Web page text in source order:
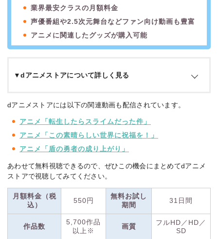
業界最安クラスの月額料金
声優番組や2.5次元舞台などファン向け動画も豊富
アニメに関連したグッズが購入可能
▼dアニメストアについて詳しく見る
dアニメストアは、ドコモが運営するアニメ専用動画配信サー
アニメに特化したラインナップが特徴で、放送中の
アニメもいち早く視聴できます。声優によるラジオやライブ映
像、2.5次元舞台などアニメに関連したジャンルにも力を入れ
また、dアニメストアでは、動画配信に加えてアニメグッズの
販売を行っています。フィギュアやTシャツなど、視聴したア
ニメのグッズをすぐに購入できるのも、ファンにはうれしいポ
イント。
月額料金は税込550円！（※1）
アニメがメインではあるもの
の、配信サービスの中でも最安の価格帯です。
ドコモ払いが使
dアニメストアには以下の関連動画も配信されています。
アニメ「転生したらスライムだった件」
アニメ「この素晴らしい世界に祝福を！」
アニメ「盾の勇者の成り上がり」
あわせて無料視聴できるので、ぜひこの機会にまとめてdアニメ
ストアで視聴してみてください。
月額料金（税
込）
550円
無料お試し
期間
31日間
作品数
5,700作品
以上※
画質
フルHD／HD／
SD